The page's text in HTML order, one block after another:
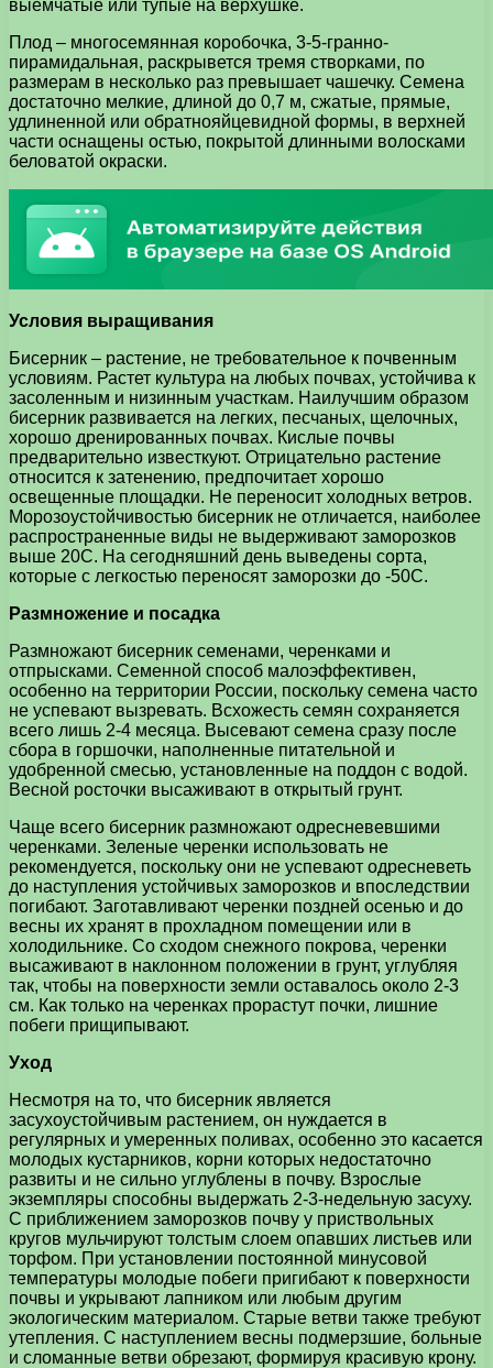
выемчатые или тупые на верхушке.
Плод – многосемянная коробочка, 3-5-гранно-
пирамидальная, раскрывется тремя створками, по
размерам в несколько раз превышает чашечку. Семена
достаточно мелкие, длиной до 0,7 м, сжатые, прямые,
удлиненной или обратнояйцевидной формы, в верхней
части оснащены остью, покрытой длинными волосками
беловатой окраски.
Условия выращивания
Бисерник – растение, не требовательное к почвенным
условиям. Растет культура на любых почвах, устойчива к
засоленным и низинным участкам. Наилучшим образом
бисерник развивается на легких, песчаных, щелочных,
хорошо дренированных почвах. Кислые почвы
предварительно известкуют. Отрицательно растение
относится к затенению, предпочитает хорошо
освещенные площадки. Не переносит холодных ветров.
Морозоустойчивостью бисерник не отличается, наиболее
распространенные виды не выдерживают заморозков
выше 20С. На сегодняшний день выведены сорта,
которые с легкостью переносят заморозки до -50С.
Размножение и посадка
Размножают бисерник семенами, черенками и
отпрысками. Семенной способ малоэффективен,
особенно на территории России, поскольку семена часто
не успевают вызревать. Всхожесть семян сохраняется
всего лишь 2-4 месяца. Высевают семена сразу после
сбора в горшочки, наполненные питательной и
удобренной смесью, установленные на поддон с водой.
Весной росточки высаживают в открытый грунт.
Чаще всего бисерник размножают одресневевшими
черенками. Зеленые черенки использовать не
рекомендуется, поскольку они не успевают одресневеть
до наступления устойчивых заморозков и впоследствии
погибают. Заготавливают черенки поздней осенью и до
весны их хранят в прохладном помещении или в
холодильнике. Со сходом снежного покрова, черенки
высаживают в наклонном положении в грунт, углубляя
так, чтобы на поверхности земли оставалось около 2-3
см. Как только на черенках прорастут почки, лишние
побеги прищипывают.
Уход
Несмотря на то, что бисерник является
засухоустойчивым растением, он нуждается в
регулярных и умеренных поливах, особенно это касается
молодых кустарников, корни которых недостаточно
развиты и не сильно углублены в почву. Взрослые
экземпляры способны выдержать 2-3-недельную засуху.
С приближением заморозков почву у приствольных
кругов мульчируют толстым слоем опавших листьев или
торфом. При установлении постоянной минусовой
температуры молодые побеги пригибают к поверхности
почвы и укрывают лапником или любым другим
экологическим материалом. Старые ветви также требуют
утепления. С наступлением весны подмерзшие, больные
и сломанные ветви обрезают, формируя красивую крону.